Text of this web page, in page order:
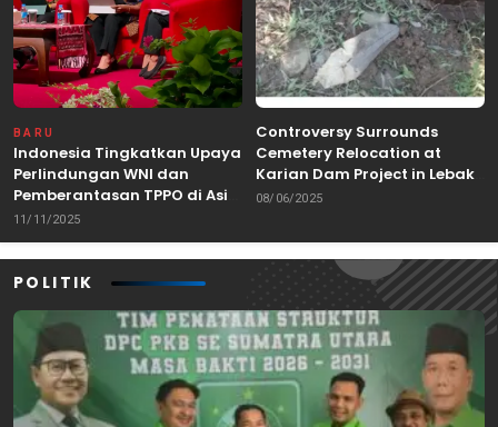
BARU
Indonesia Tingkatkan Upaya
Perlindungan WNI dan
Pemberantasan TPPO di Asia
Tenggara
11/11/2025
Controversy Surrounds
Cemetery Relocation at
Karian Dam Project in Lebak,
Banten
08/06/2025
POLITIK